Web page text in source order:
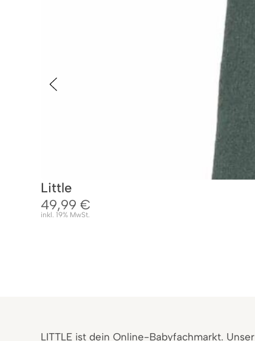
Little
49,99€
inkl. 19% MwSt.
LITTLE ist dein Online-Babyfachmarkt. Unser